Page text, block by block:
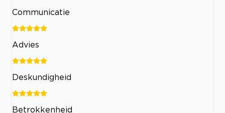
Communicatie
Advies
Deskundigheid
Betrokkenheid